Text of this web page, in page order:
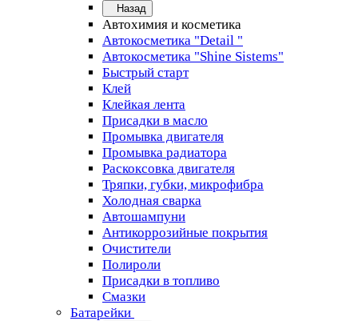
Назад
Автохимия и косметика
Автокосметика "Detail "
Автокосметика "Shine Sistems"
Быстрый старт
Клей
Клейкая лента
Присадки в масло
Промывка двигателя
Промывка радиатора
Раскоксовка двигателя
Тряпки, губки, микрофибра
Холодная сварка
Автошампуни
Антикоррозийные покрытия
Очистители
Полироли
Присадки в топливо
Смазки
Батарейки